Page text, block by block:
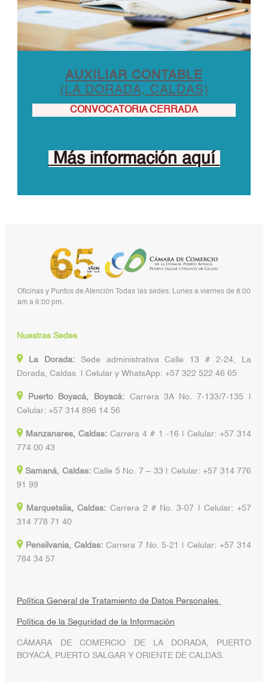
AUXILIAR CONTABLE
(LA DORADA, CALDAS)
CONVOCATORIA CERRADA
Más información aquí
Oficinas y Puntos de Atención Todas las sedes: Lunes a viernes de 8:00
am a 6:00 pm.
Nuestras Sedes
La Dorada:Sede administrativa Calle 13 # 2-24, La
Dorada, Caldas | Celular y WhatsApp: +57 322 522 46 65
Puerto Boyacá, Boyacá:Carrera 3A No. 7-133/7-135 |
Celular: +57 314 896 14 56
Manzanares, Caldas: Carrera 4 # 1 -16 | Celular: +57 314
774 00 43
Samaná, Caldas:Calle 5 No. 7 – 33 | Celular: +57 314 776
91 99
Marquetalia, Caldas: Carrera 2 # No. 3-07 | Celular: +57
314 778 71 40
Pensilvania, Caldas:Carrera 7 No. 5-21 | Celular: +57 314
784 34 57
Política General de Tratamiento de Datos Personales
Política de la Seguridad de la Información
CÁMARA DE COMERCIO DE LA DORADA, PUERTO
BOYACÁ, PUERTO SALGAR Y ORIENTE DE CALDAS.